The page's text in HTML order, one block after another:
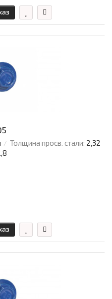
Толщина просв. стали: 2,32